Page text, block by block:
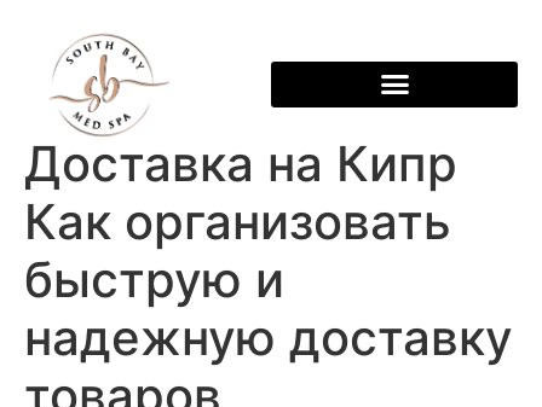
Доставка на Кипр
Как организовать
быструю и
надежную доставку